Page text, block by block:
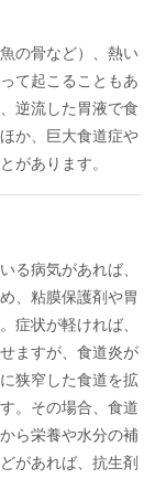
の骨など）、熱い
て起こることもあ
逆流した胃液で食
か、巨大食道症や
があります。
る病気があれば、
、粘膜保護剤や胃
症状が軽ければ、
ますが、食道炎が
狭窄した食道を拡
。その場合、食道
ら栄養や水分の補
があれば、抗生剤